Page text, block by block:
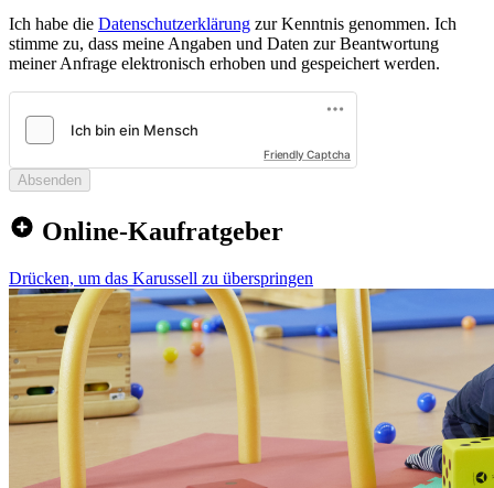
Ich habe die Datenschutzerklärung zur Kenntnis genommen. Ich
stimme zu, dass meine Angaben und Daten zur Beantwortung
meiner Anfrage elektronisch erhoben und gespeichert werden.
Friendly Captcha
Absenden
Online-Kaufratgeber
Drücken, um das Karussell zu überspringen